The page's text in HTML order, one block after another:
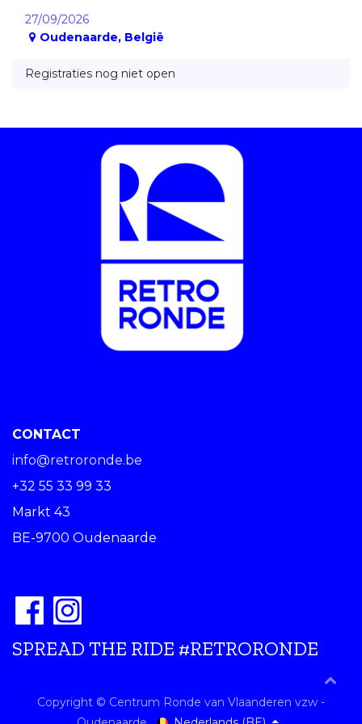
27/09/2026
Oudenaarde, België
Registraties nog niet open
CONTACT
info@retroronde.be
+32 55 33 99 33
Markt 43
BE-9700 Oudenaarde
SPREAD THE RIDE #RETRORONDE
Copyright © Centrum Ronde van Vlaanderen vzw -